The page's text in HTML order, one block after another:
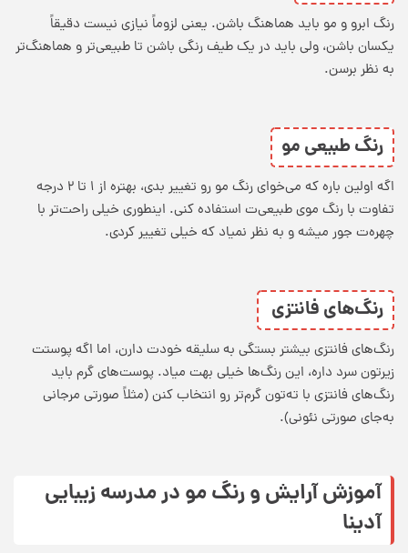
رنگ ابرو و مو باید هماهنگ باشن. یعنی لزوماً نیازی نیست دقیقاً
یکسان باشن، ولی باید در یک طیف رنگی باشن تا طبیعی‌تر و هماهنگ‌تر
به نظر برسن.
رنگ طبیعی مو
اگه اولین باره که می‌خوای رنگ مو رو تغییر بدی، بهتره از ۱ تا ۲ درجه
تفاوت با رنگ موی طبیعی‌ت استفاده کنی. اینطوری خیلی راحت‌تر با
چهره‌ت جور میشه و به نظر نمیاد که خیلی تغییر کردی.
رنگ‌های فانتزی
رنگ‌های فانتزی بیشتر بستگی به سلیقه خودت دارن، اما اگه پوستت
زیرتون سرد داره، این رنگ‌ها خیلی بهت میاد. پوست‌های گرم باید
رنگ‌های فانتزی با ته‌تون گرم‌تر رو انتخاب کنن (مثلاً صورتی مرجانی
به‌جای صورتی نئونی).
آموزش آرایش و رنگ مو در مدرسه زیبایی
آدینا